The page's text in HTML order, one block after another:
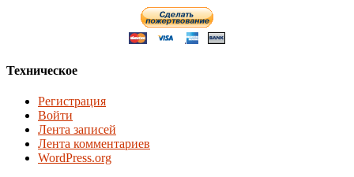
Техническое
Регистрация
Войти
Лента записей
Лента комментариев
WordPress.org